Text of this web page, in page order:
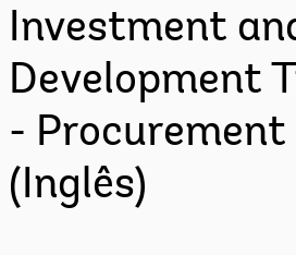
Investment
Development
- Procurement
(Inglês)